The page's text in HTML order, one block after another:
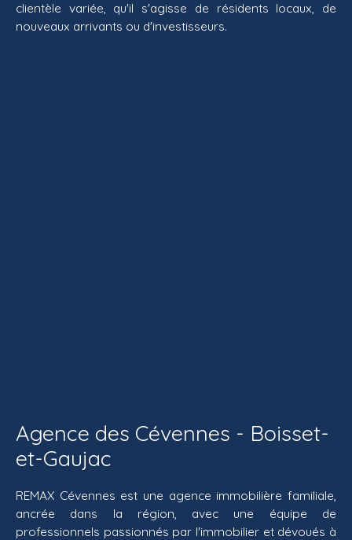
clientèle variée, qu'il s'agisse de résidents locaux, de
nouveaux arrivants ou d'investisseurs.
Agence des Cévennes - Boisset-
et-Gaujac
REMAX Cévennes est une agence immobilière familiale,
ancrée dans la région, avec une équipe de
professionnels passionnés par l'immobilier et dévoués à